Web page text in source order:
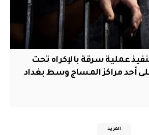
عملية سرقة بالإكراه تحت
أحد مراكز المساج وسط بغداد
المزيد